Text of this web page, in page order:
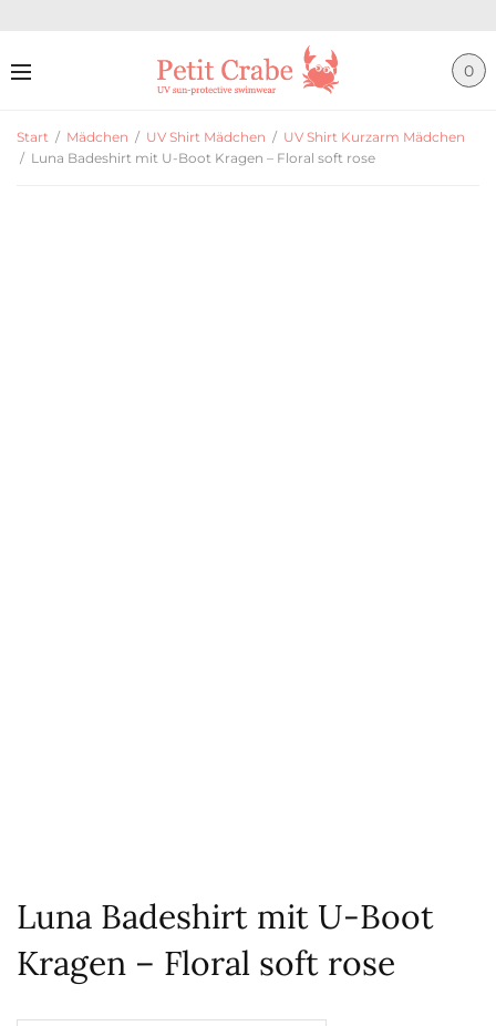
0
Start / Mädchen / UV Shirt Mädchen / UV Shirt Kurzarm Mädchen
/ Luna Badeshirt mit U-Boot Kragen – Floral soft rose
Luna Badeshirt mit U-Boot
Kragen – Floral soft rose